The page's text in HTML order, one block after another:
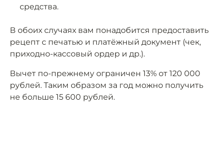
средства.
В обоих случаях вам понадобится предоставить
рецепт с печатью и платёжный документ (чек,
приходно-кассовый ордер и др.).
Вычет по-прежнему ограничен 13% от 120 000
рублей. Таким образом за год можно получить
не больше 15 600 рублей.